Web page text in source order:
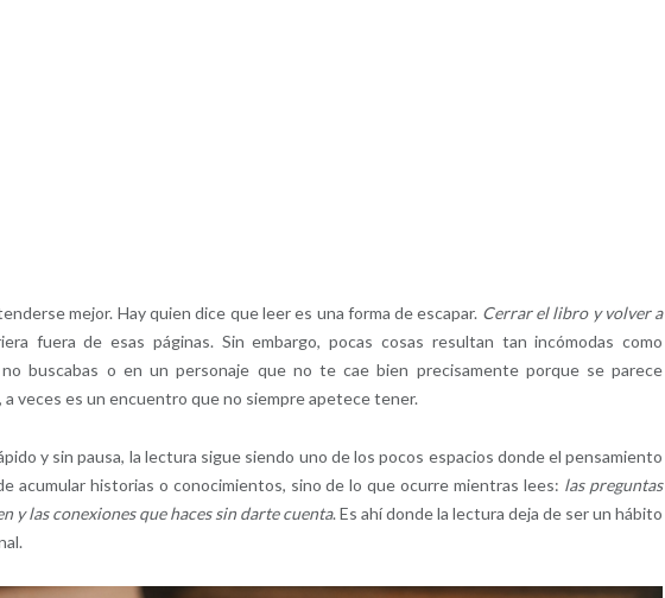
mejor. Hay quien dice que leer es una forma de escapar. Cerrar el libro y volver a
fuera de esas páginas. Sin embargo, pocas cosas resultan tan incómodas como
buscabas o en un personaje que no te cae bien precisamente porque se parece
a veces es un encuentro que no siempre apetece tener.
y sin pausa, la lectura sigue siendo uno de los pocos espacios donde el pensamiento
acumular historias o conocimientos, sino de lo que ocurre mientras lees: las preguntas
y las conexiones que haces sin darte cuenta. Es ahí donde la lectura deja de ser un hábito